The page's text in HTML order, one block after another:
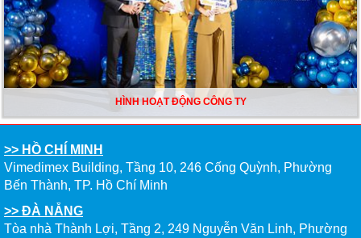
HÌNH HOẠT ĐỘNG CÔNG TY
>> HỒ CHÍ MINH
Vimedimex Building, Tầng 10, 246 Cống Quỳnh, Phường
Bến Thành, TP. Hồ Chí Minh
>> ĐÀ NẴNG
Tòa nhà Thành Lợi, Tầng 2, 249 Nguyễn Văn Linh, Phường